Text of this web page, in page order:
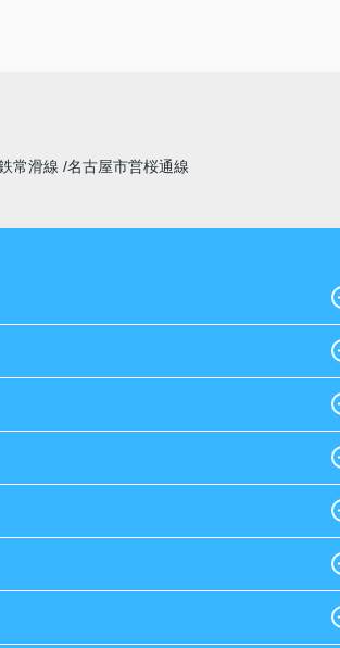
常滑線 名古屋市営桜通線